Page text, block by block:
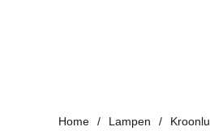
Home Lampen